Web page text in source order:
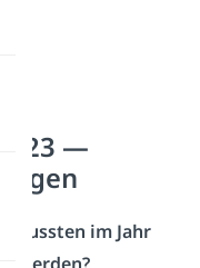
—
mussten im Jahr